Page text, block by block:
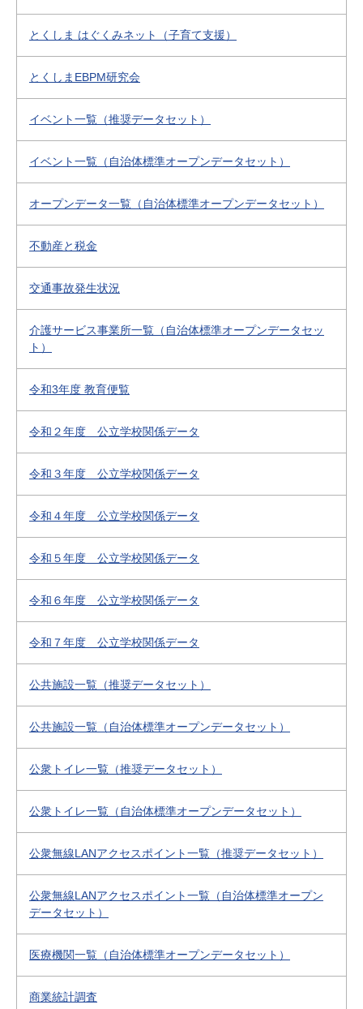
とくしま はぐくみネット（子育て支援）
とくしまEBPM研究会
イベント一覧（推奨データセット）
イベント一覧（自治体標準オープンデータセット）
オープンデータ一覧（自治体標準オープンデータセット）
不動産と税金
交通事故発生状況
介護サービス事業所一覧（自治体標準オープンデータセッ
ト）
令和3年度 教育便覧
令和２年度 公立学校関係データ
令和３年度 公立学校関係データ
令和４年度 公立学校関係データ
令和５年度 公立学校関係データ
令和６年度 公立学校関係データ
令和７年度 公立学校関係データ
公共施設一覧（推奨データセット）
公共施設一覧（自治体標準オープンデータセット）
公衆トイレ一覧（推奨データセット）
公衆トイレ一覧（自治体標準オープンデータセット）
公衆無線LANアクセスポイント一覧（推奨データセット）
公衆無線LANアクセスポイント一覧（自治体標準オープン
データセット）
医療機関一覧（自治体標準オープンデータセット）
商業統計調査